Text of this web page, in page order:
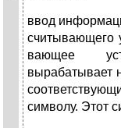
ввод
считывающего
вающее
вырабатывает
символу. Этот